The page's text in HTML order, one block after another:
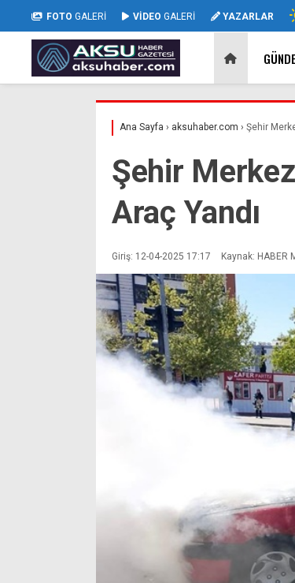
FOTO GALERİ VİDEO GALERİ YAZARLAR
Ana Sayfa › aksuhaber.com › Şehir
Şehir
Araç Yandı
Giriş: 12-04-2025 17:17 Kaynak: HABER